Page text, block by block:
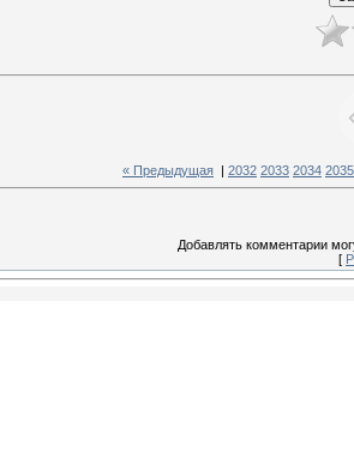
« Предыдущая | 2032 2033 2034 2035
Добавлять комментарии
[